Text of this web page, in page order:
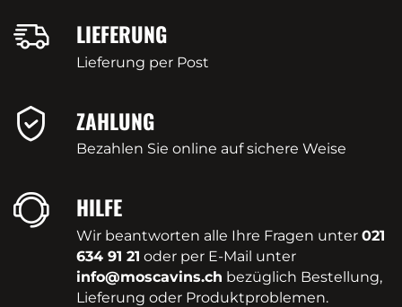
LIEFERUNG
Lieferung per Post
ZAHLUNG
Bezahlen Sie online auf sichere Weise
HILFE
Wir beantworten alle Ihre Fragen unter021
634 91 21 oder per E-Mail unter
info@moscavins.ch bezüglich Bestellung,
Lieferung oder Produktproblemen.